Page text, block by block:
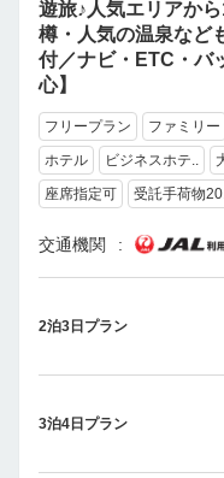
遊旅♪人気エリアか
樽・人気の温泉など
付／ナビ・ETC・バ
心】
フリープラン ファミリー
ホテル
ビジネスホテ..
座席指定可
受託手荷物
交通機関
2泊3日プラン
3泊4日プラン